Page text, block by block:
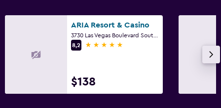
ARIA Resort & Casino
8,2
5 estrellas
$138